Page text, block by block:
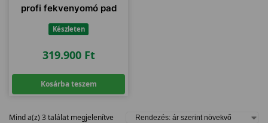
profi fekvenyomó pad
Készleten
319.900 Ft
Kosárba teszem
Mind a(z) 3 találat megjelenítve